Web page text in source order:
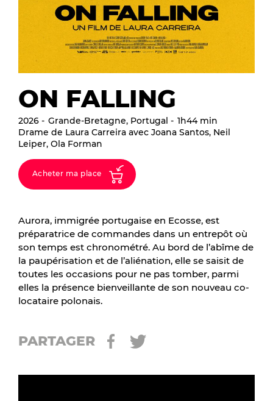
ON FALLING
2026 Grande-Bretagne, Portugal
1h44 min
Drame de Laura Carreira avec Joana Santos, Neil
Leiper, Ola Forman
Acheter ma place
Aurora, immigrée portugaise en Ecosse, est
préparatrice de commandes dans un entrepôt où
son temps est chronométré. Au bord de l’abîme de
la paupérisation et de l’aliénation, elle se saisit de
toutes les occasions pour ne pas tomber, parmi
elles la présence bienveillante de son nouveau co-
locataire polonais.
PARTAGER